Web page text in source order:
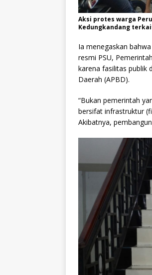
Aksi protes warga
Kedungkandang
Ia menegaskan
resmi PSU,
karena fasilitas publik
Daerah (APBD).
“Bukan pemerintah
bersifat infrastruktur
Akibatnya,